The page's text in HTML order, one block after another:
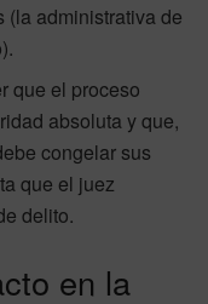
(la administrativa de
que el proceso
absoluta y que,
congelar sus
que el juez
delito.
en la